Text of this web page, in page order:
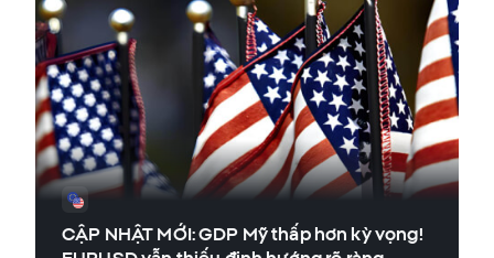
CẬP NHẬT MỚI: GDP Mỹ thấp hơn kỳ vọng!